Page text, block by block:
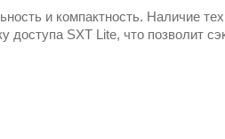
и компактность. Наличие
доступа SXT Lite, что позволит